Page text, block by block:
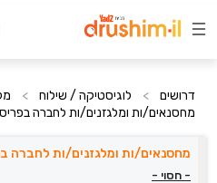
דרושים > לוגיסטיקה / שילוח >
מחסנאים/ות ומלגזנים/ות לחברה
מחסנאים/ות ומלגזנים/ות לחברה
- חסוי -